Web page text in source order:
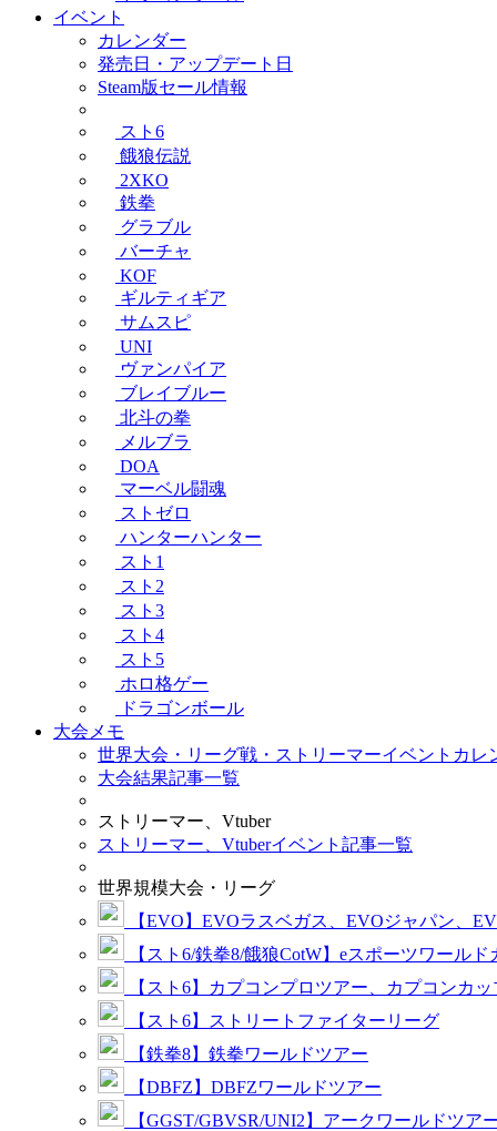
イベント
カレンダー
発売日・アップデート日
Steam版セール情報
スト6
餓狼伝説
2XKO
鉄拳
グラブル
バーチャ
KOF
ギルティギア
サムスピ
UNI
ヴァンパイア
ブレイブルー
北斗の拳
メルブラ
DOA
マーベル闘魂
ストゼロ
ハンターハンター
スト1
スト2
スト3
スト4
スト5
ホロ格ゲー
ドラゴンボール
大会メモ
世界大会・リーグ戦・ストリーマーイベントカレ
大会結果記事一覧
ストリーマー、Vtuber
ストリーマー、Vtuberイベント記事一覧
世界規模大会・リーグ
【EVO】EVOラスベガス、EVOジャパン、
【スト6/鉄拳8/餓狼CotW】eスポーツワールド
【スト6】カプコンプロツアー、カプコンカッ
【スト6】ストリートファイターリーグ
【鉄拳8】鉄拳ワールドツアー
【DBFZ】DBFZワールドツアー
【GGST/GBVSR/UNI2】アークワールドツア